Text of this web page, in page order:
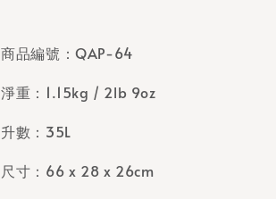
商品編號：QAP-64
淨重：1.15kg / 2lb 9oz
升數：35L
尺寸：66 x 28 x 26cm